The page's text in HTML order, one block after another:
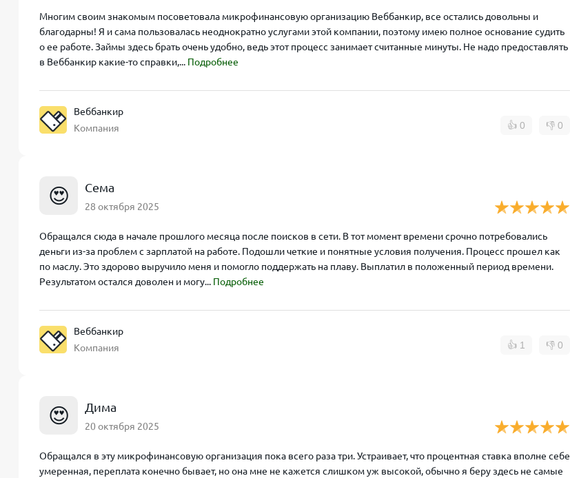
Многим своим знакомым посоветовала микрофинансовую организацию Веббанкир, все остались довольны и
благодарны! Я и сама пользовалась неоднократно услугами этой компании, поэтому имею полное основание судить
о ее работе. Займы здесь брать очень удобно, ведь этот процесс занимает считанные минуты. Не надо предоставлять
в Веббанкир какие-то справки,... Подробнее
Веббанкир
Компания
👍 0 👎 0
😍 Сема
28 октября 2025
Обращался сюда в начале прошлого месяца после поисков в сети. В тот момент времени срочно потребовались
деньги из-за проблем с зарплатой на работе. Подошли четкие и понятные условия получения. Процесс прошел как
по маслу. Это здорово выручило меня и помогло поддержать на плаву. Выплатил в положенный период времени.
Результатом остался доволен и могу... Подробнее
Веббанкир
Компания
👍 1 👎 0
😍 Дима
20 октября 2025
Обращался в эту микрофинансовую организация пока всего раза три. Устраивает, что процентная ставка вполне себе
умеренная, переплата конечно бывает, но она мне не кажется слишком уж высокой, обычно я беру здесь не самые